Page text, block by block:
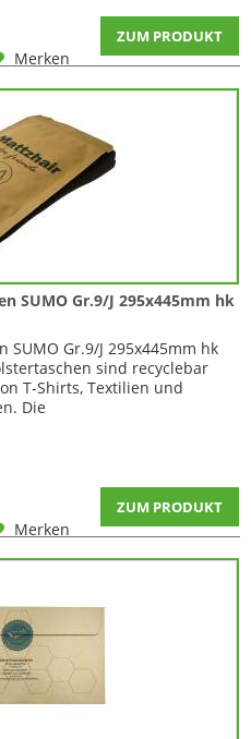
ZUM PRODUKT
Merken
SUMO Gr.9/J 295x445mm hk
Gr.9/J 295x445mm hk
sind recyclebar
T-Shirts, Textilien und
Die
ZUM PRODUKT
Merken